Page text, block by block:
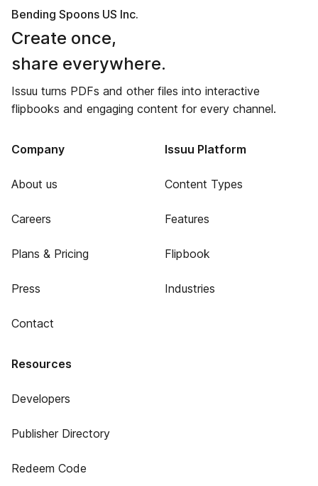
Bending Spoons US Inc.
Create once,
share everywhere.
Issuu turns PDFs and other files into interactive
flipbooks and engaging content for every channel.
Company
About us
Careers
Plans & Pricing
Press
Contact
Issuu Platform
Content Types
Features
Flipbook
Industries
Resources
Developers
Publisher Directory
Redeem Code